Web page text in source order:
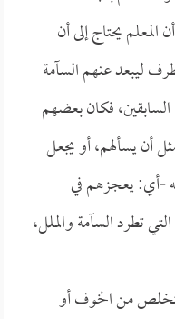
يحتاج إلى أن
ليبعد عنهم السآمة
فكان بعضهم
أن يسألهم، أو يجعل
-أي: يعجزهم في
تطرد السآمة والملل،
من الخوف أو